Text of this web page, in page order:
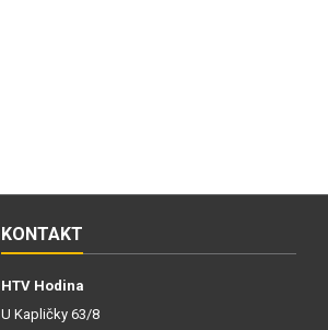
KONTAKT
HTV Hodina
U Kapličky 63/8